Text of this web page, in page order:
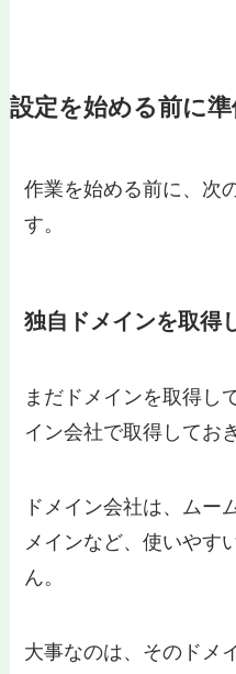
設定を始める前に
作業を始める前に、次
す。
独自ドメインを取得
まだドメインを取得し
イン会社で取得してお
ドメイン会社は、ムー
メインなど、使いやす
ん。
大事なのは、そのドメ